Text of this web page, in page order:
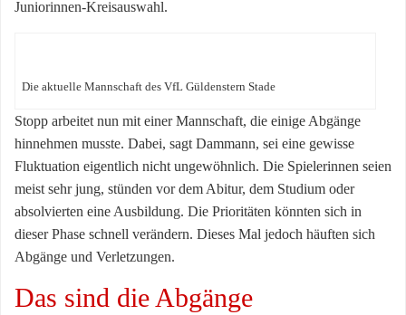
Juniorinnen-Kreisauswahl.
Die aktuelle Mannschaft des VfL Güldenstern Stade
Stopp arbeitet nun mit einer Mannschaft, die einige Abgänge
hinnehmen musste. Dabei, sagt Dammann, sei eine gewisse
Fluktuation eigentlich nicht ungewöhnlich. Die Spielerinnen seien
meist sehr jung, stünden vor dem Abitur, dem Studium oder
absolvierten eine Ausbildung. Die Prioritäten könnten sich in
dieser Phase schnell verändern. Dieses Mal jedoch häuften sich
Abgänge und Verletzungen.
Das sind die Abgänge